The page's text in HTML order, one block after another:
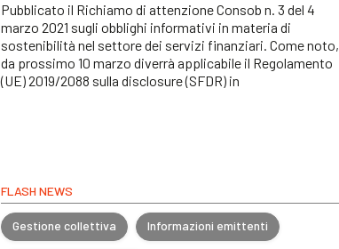
Pubblicato il Richiamo di attenzione Consob n. 3 del 4
marzo 2021 sugli obblighi informativi in materia di
sostenibilità nel settore dei servizi finanziari. Come noto,
da prossimo 10 marzo diverrà applicabile il Regolamento
(UE) 2019/2088 sulla disclosure (SFDR) in
FLASH NEWS
Gestione collettiva Informazioni emittenti